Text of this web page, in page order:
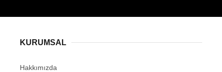
KURUMSAL
Hakkımızda